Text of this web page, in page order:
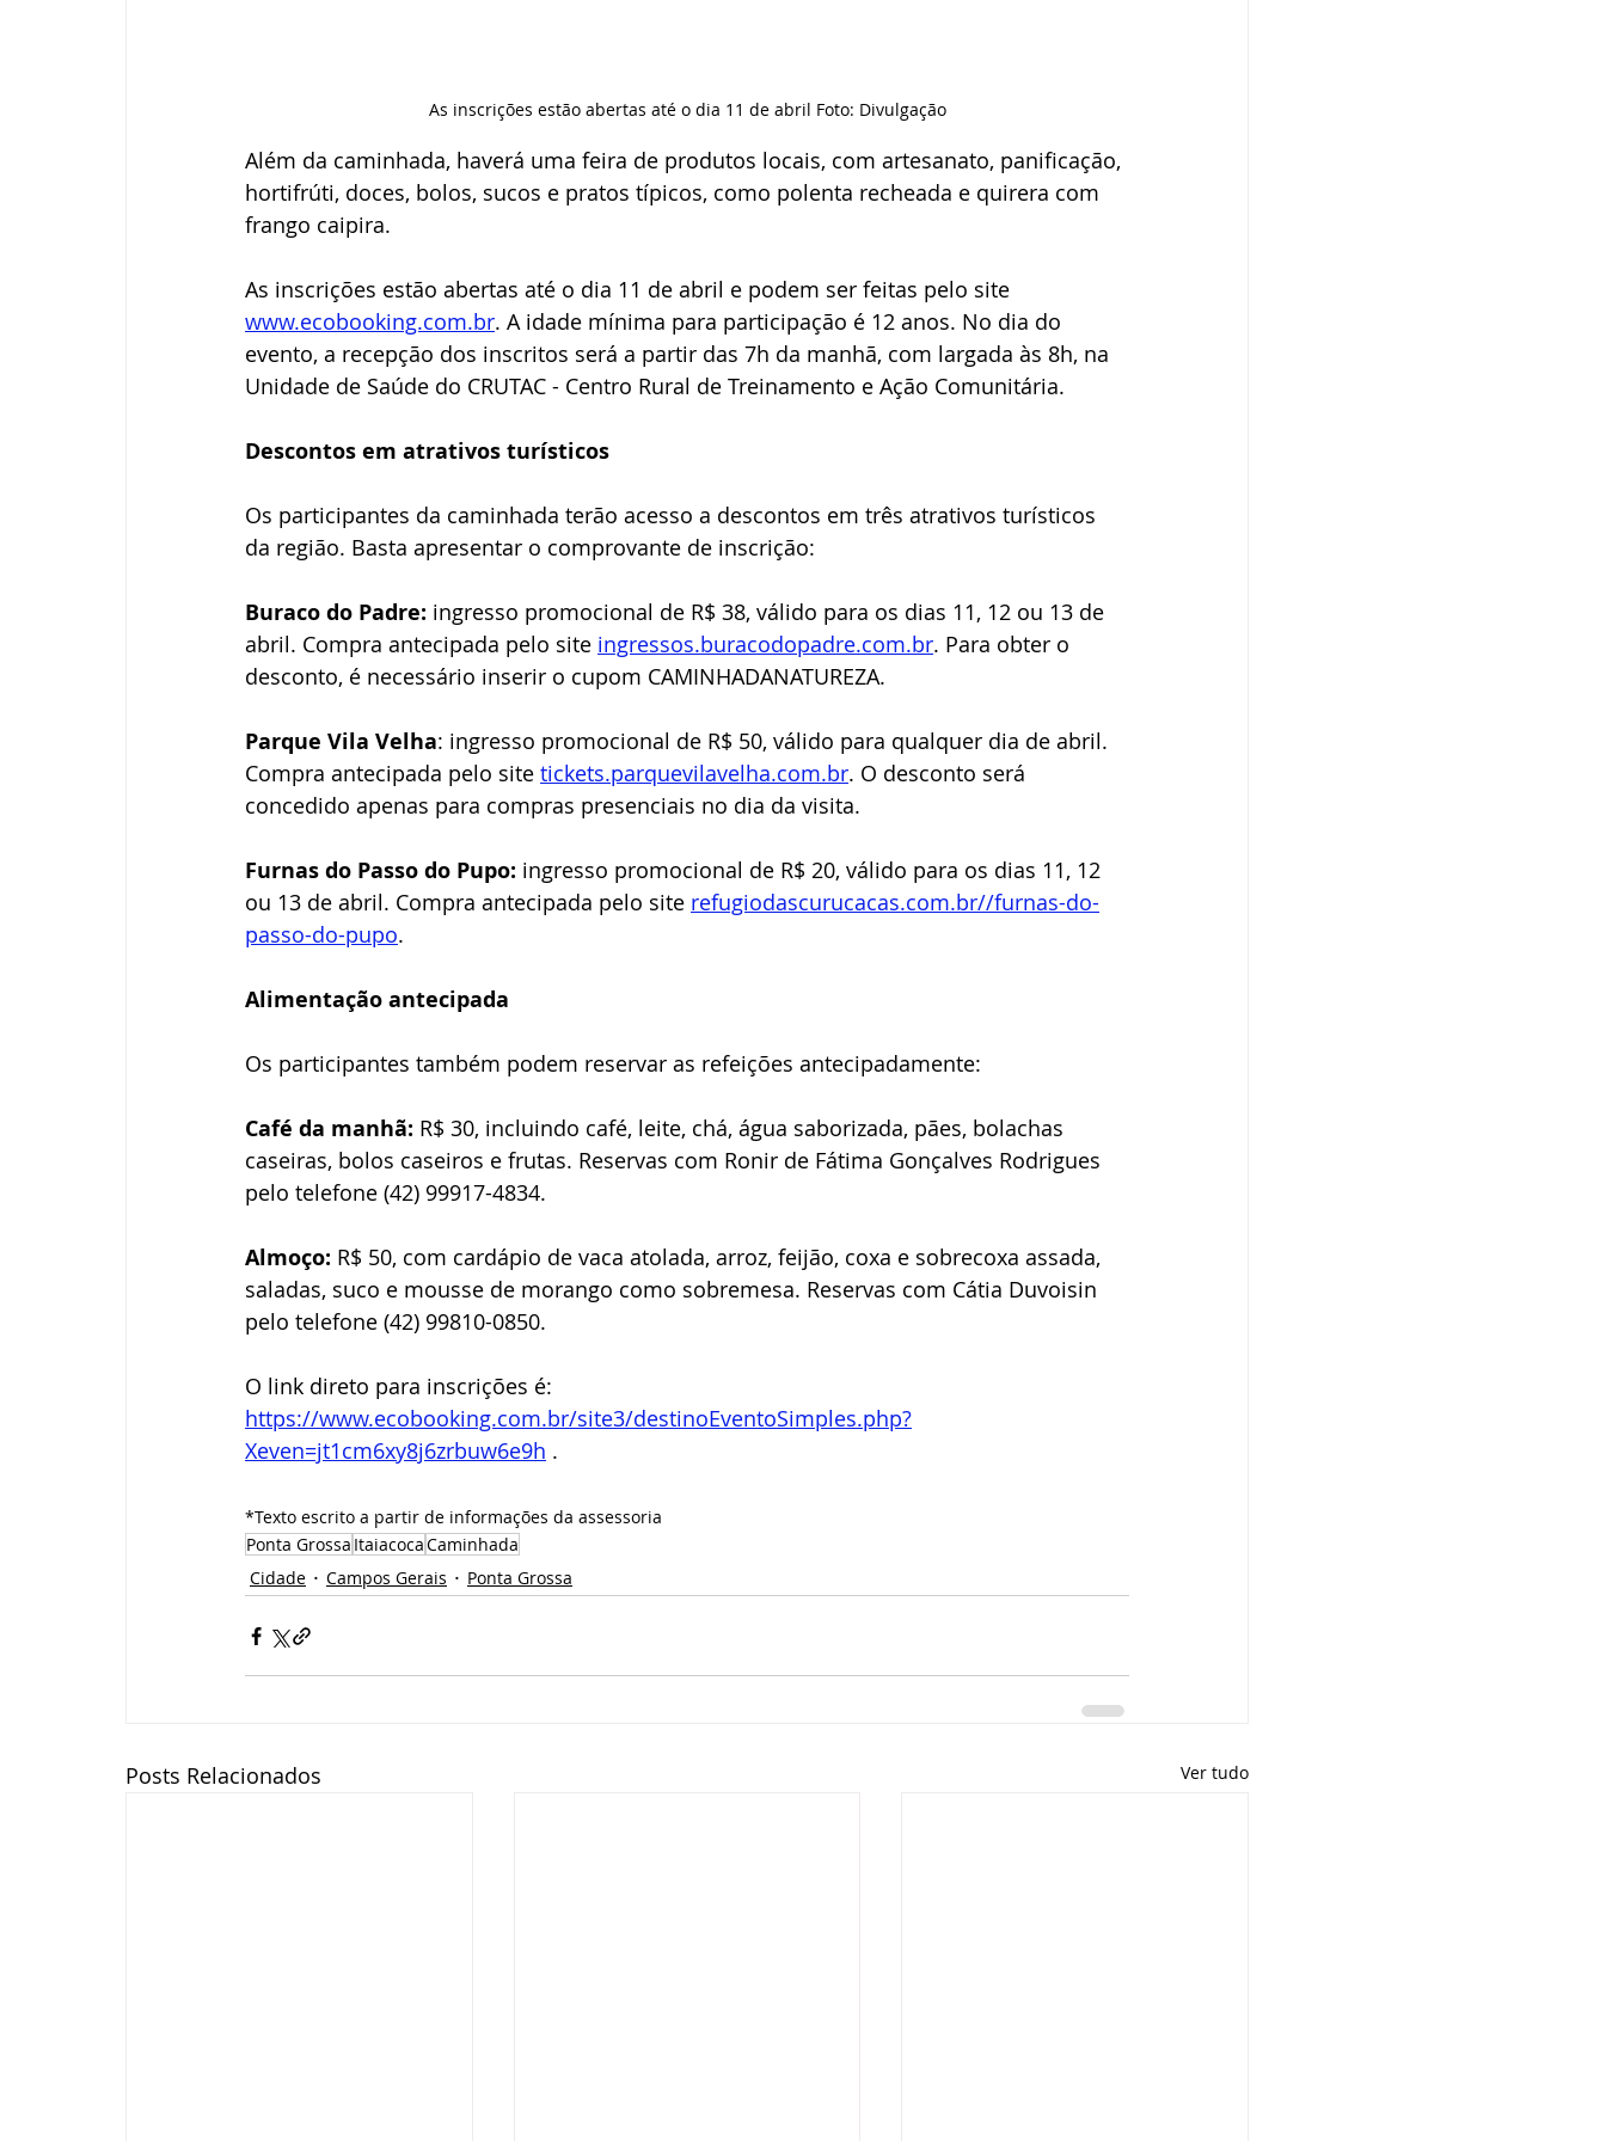
As inscrições estão abertas até o dia 11 de abril Foto: Divulgação
Além da caminhada, haverá uma feira de produtos locais, com artesanato, panificação,
hortifrúti, doces, bolos, sucos e pratos típicos, como polenta recheada e quirera com
frango caipira.
As inscrições estão abertas até o dia 11 de abril e podem ser feitas pelo site
www.ecobooking.com.br. A idade mínima para participação é 12 anos. No dia do
evento, a recepção dos inscritos será a partir das 7h da manhã, com largada às 8h, na
Unidade de Saúde do CRUTAC - Centro Rural de Treinamento e Ação Comunitária.
Descontos em atrativos turísticos
Os participantes da caminhada terão acesso a descontos em três atrativos turísticos
da região. Basta apresentar o comprovante de inscrição:
Buraco do Padre: ingresso promocional de R$ 38, válido para os dias 11, 12 ou 13 de
abril. Compra antecipada pelo site ingressos.buracodopadre.com.br. Para obter o
desconto, é necessário inserir o cupom CAMINHADANATUREZA.
Parque Vila Velha: ingresso promocional de R$ 50, válido para qualquer dia de abril.
Compra antecipada pelo site tickets.parquevilavelha.com.br. O desconto será
concedido apenas para compras presenciais no dia da visita.
Furnas do Passo do Pupo: ingresso promocional de R$ 20, válido para os dias 11, 12
ou 13 de abril. Compra antecipada pelo site refugiodascurucacas.com.br//furnas-do-
passo-do-pupo.
Alimentação antecipada
Os participantes também podem reservar as refeições antecipadamente:
Café da manhã: R$ 30, incluindo café, leite, chá, água saborizada, pães, bolachas
caseiras, bolos caseiros e frutas. Reservas com Ronir de Fátima Gonçalves Rodrigues
pelo telefone (42) 99917-4834.
Almoço: R$ 50, com cardápio de vaca atolada, arroz, feijão, coxa e sobrecoxa assada,
saladas, suco e mousse de morango como sobremesa. Reservas com Cátia Duvoisin
pelo telefone (42) 99810-0850.
O link direto para inscrições é:
https://www.ecobooking.com.br/site3/destinoEventoSimples.php?
Xeven=jt1cm6xy8j6zrbuw6e9h .
*Texto escrito a partir de informações da assessoria
Ponta Grossa ItaiacocaCaminhada
Cidade
Campos Gerais Ponta Grossa
Posts Relacionados Ver tudo